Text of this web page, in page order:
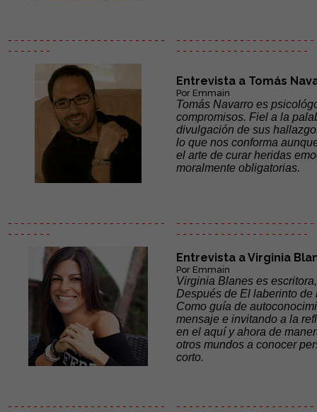
- - - - - - - - - - - - - - - - - - - - - - - - -
- - - - - - -
- - - - - - - - - - - - - - - - - - - - -
- - - - - - - - - - - - - - - - - - - - -
Entrevista a Tomás
Por Emmain
Tomás Navarro es
compromisos. Fiel a la
divulgación de sus
lo que nos conforma
el arte de curar heridas
moralmente obligatorias.
- - - - - - - - - - - - - - - - - - - - - - - - -
- - - - - - -
- - - - - - - - - - - - - - - - - - - - -
- - - - - - - - - - - - - - - - - - - - -
Entrevista a Virginia
Por Emmain
Virginia Blanes es
Después de El laberinto
Como guía de
mensaje e invitando a la
en el aquí y ahora de
otros mundos a conocer
corto.
- - - - - - - - - - - - - - - - - - - - - - - - -
- - - - - - - - - - - - - - - - - - - - -